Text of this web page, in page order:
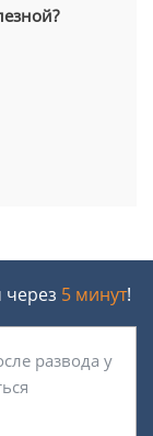
через 5 минут!